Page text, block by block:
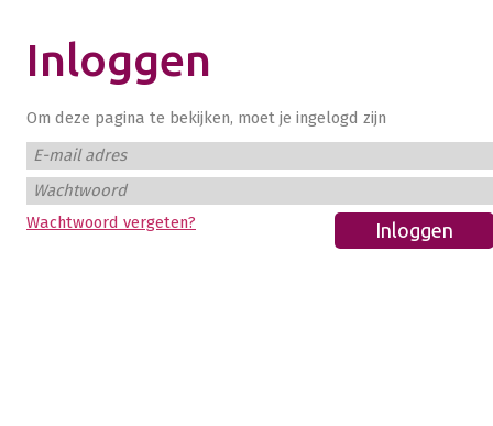
Inloggen
Om deze pagina te bekijken, moet je ingelogd zijn
E-mail adres
Wachtwoord
Wachtwoord vergeten?